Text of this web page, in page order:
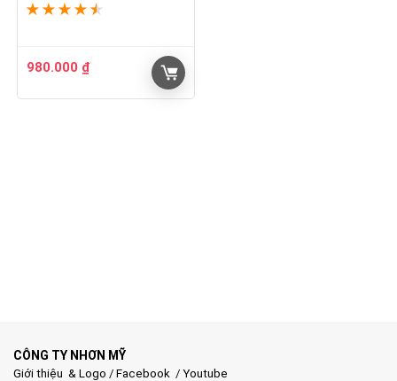
★ ★ ★ ★ ★
980.000 ₫
CÔNG TY NHƠN MỸ
Giới thiệu & Logo / Facebook / Youtube